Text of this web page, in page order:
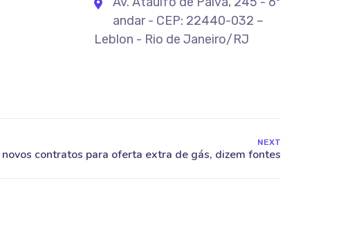
andar - CEP: 22440-032 –
Leblon - Rio de Janeiro/RJ
NEXT